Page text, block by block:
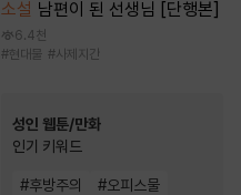
소설 남편이 된 선생님 [단행본]
6.4천
#현대물 #사제지간
성인 웹툰/만화
인기 키워드
#후방주의 #오피스물